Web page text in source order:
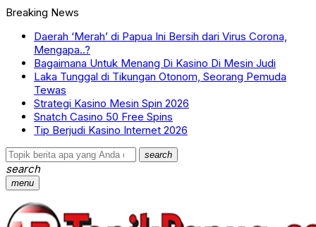
Breaking News
Daerah ‘Merah’ di Papua Ini Bersih dari Virus Corona,
Mengapa..?
Bagaimana Untuk Menang Di Kasino Di Mesin Judi
Laka Tunggal di Tikungan Otonom, Seorang Pemuda
Tewas
Strategi Kasino Mesin Spin 2026
Snatch Casino 50 Free Spins
Tip Berjudi Kasino Internet 2026
search
search
menu